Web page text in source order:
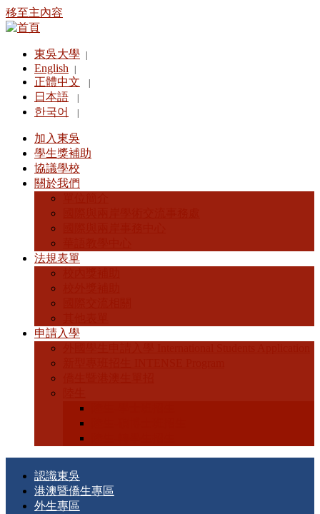
移至主內容
東吳大學
English
正體中文
日本語
한국어
加入東吳
學生獎補助
協議學校
關於我們
法規表單
申請入學
認識東吳
港澳暨僑生專區
外生專區